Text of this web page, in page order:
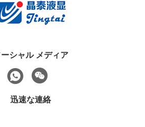
ーシャル メディア
迅速な連絡